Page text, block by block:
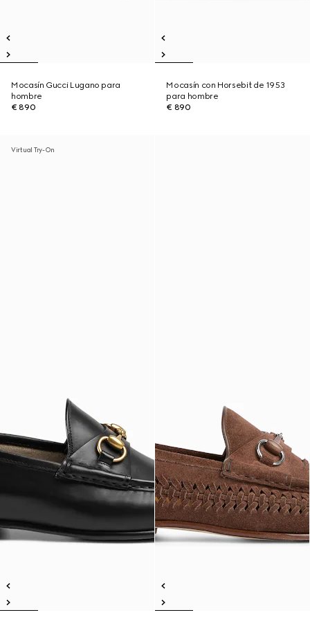
Mocasín Gucci Lugano para
hombre
€ 890
Mocasín con Horsebit de 1953
para hombre
€ 890
Virtual Try-On